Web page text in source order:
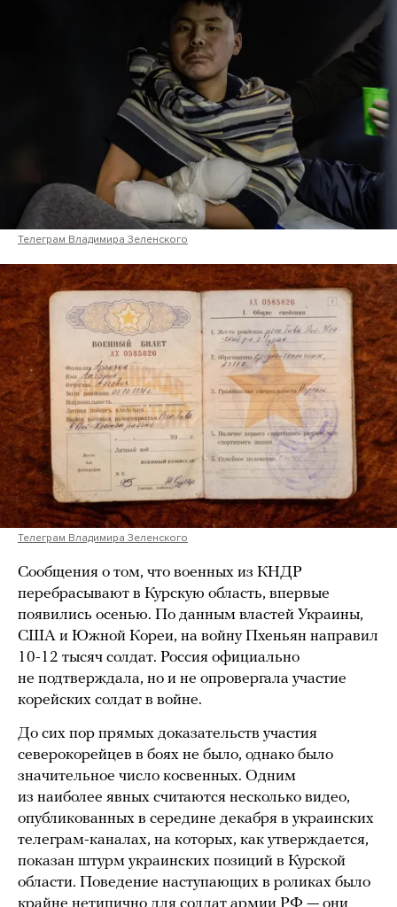
Телеграм Владимира Зеленского
Телеграм Владимира Зеленского
Сообщения о том, что военных из КНДР
перебрасывают в Курскую область, впервые
появились осенью. По данным властей Украины,
США и Южной Кореи, на войну Пхеньян направил
10-12 тысяч солдат. Россия официально
не подтверждала, но и не опровергала участие
корейских солдат в войне.
До сих пор прямых доказательств участия
северокорейцев в боях не было, однако было
значительное число косвенных. Одним
из наиболее явных считаются несколько видео,
опубликованных в середине декабря в украинских
телеграм-каналах, на которых, как утверждается,
показан штурм украинских позиций в Курской
области. Поведение наступающих в роликах было